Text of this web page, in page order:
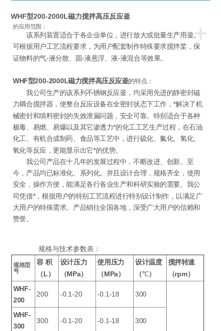
WHF型200-2000L磁力搅拌高压反应釜
+
的应用范围：
该系列装置适合于各企业单位，进行放大或批量生产用釜。
可根据用户工艺流程要求，为用户配套制作特殊要求搅拌桨，保
证物料的气-液分散、固-液悬浮、液-液混合等效果。
WHF型200-2000L磁力搅拌高压反应釜的特点：
我公司生产的该系列不锈钢反应釜，均采用先进的静密封磁
力耦合搅拌器，使整台反应设备在全密封状态下工作，*解决了机
械密封和填料密封的失效泄漏问题，安全可靠。特别适合于各种
极毒、易燃、易爆以及其它渗透力*的化工工艺生产过程，在石油
化工、有机合成制药、食品等工艺中，进行硫化、氟化、氢化、
氧化等反应，更能显示出它*的优势。
我公司产品在十几年的发展过程中，不断改进、创新。至
今，产品均已标准化、系列化。并且设计合理，规格齐全，使用
安全，操作方便，能满足各行各业生产和科研实验的需要。我公
司凭借*，根据用户的特别工艺流程进行特别设计制作，以满足广
大用户的特殊需求。产品销往全国各地，深受广大用户的信赖和
赞誉。
规格与技术参数表：
规格型
号
容 积
（L）
设计压力
（MPa）
使用压力
（MPa）
设计温度
（℃）
搅拌转速
（rpm）
WHF-
200
200 -0.1-20 -0.1-18 300
WHF-
300
300 -0.1-20 -0.1-18 300